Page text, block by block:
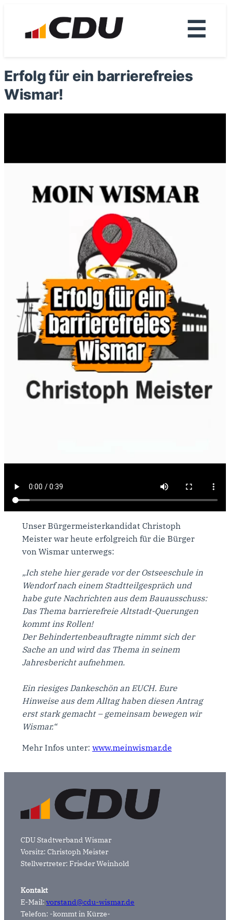
☰
Erfolg für ein barrierefreies
Wismar!
Unser Bürgermeisterkandidat Christoph
Meister war heute erfolgreich für die Bürger
von Wismar unterwegs:
„Ich stehe hier gerade vor der Ostseeschule in
Wendorf nach einem Stadtteilgespräch und
habe gute Nachrichten aus dem Bauausschuss:
Das Thema barrierefreie Altstadt-Querungen
kommt ins Rollen!
​Der Behindertenbeauftragte nimmt sich der
Sache an und wird das Thema in seinem
Jahresbericht aufnehmen.
Ein riesiges Dankeschön an EUCH. Eure
Hinweise aus dem Alltag haben diesen Antrag
erst stark gemacht – gemeinsam bewegen wir
Wismar.“
Mehr Infos unter: www.meinwismar.de
CDU Stadtverband Wismar
Vorsitz: Christoph Meister
Stellvertreter: Frieder Weinhold
Kontakt
E-Mail: vorstand@cdu-wismar.de
Telefon: -kommt in Kürze-